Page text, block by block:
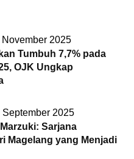
November 2025
Tumbuh 7,7% pada
OJK Ungkap
September 2025
Sarjana
Magelang yang Menjadi